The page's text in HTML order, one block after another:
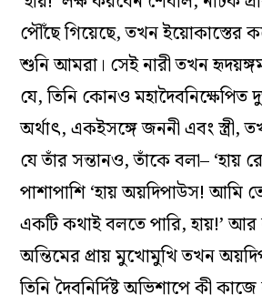
পৌঁছে গিয়েছে, তখন ইয়োকাস্তের
শুনি আমরা। সেই নারী তখন
যে, তিনি কোনও মহাদৈবনিক্ষেপিত
অর্থাৎ, একইসঙ্গে জননী এবং স্ত্রী,
যে তাঁর সন্তানও, তাঁকে বলা– ‘হায়
পাশাপাশি ‘হায় অয়দিপাউস! আমি
একটি কথাই বলতে পারি, হায়!’
অন্তিমের প্রায় মুখোমুখি তখন
তিনি দৈবনির্দিষ্ট অভিশাপে কী